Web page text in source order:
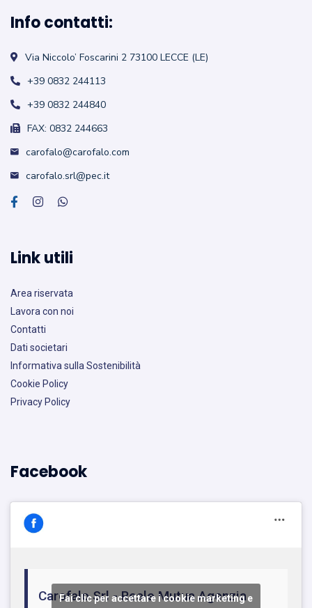
Info contatti:
Via Niccolo’ Foscarini 2 73100 LECCE (LE)
+39 0832 244113
+39 0832 244840
FAX: 0832 244663
carofalo@carofalo.com
carofalo.srl@pec.it
Link utili
Area riservata
Lavora con noi
Contatti
Dati societari
Informativa sulla Sostenibilità
Cookie Policy
Privacy Policy
Facebook
Carofalo Srl - Reale Mutua Agenzia
Fai clic per accettare i cookie marketing e